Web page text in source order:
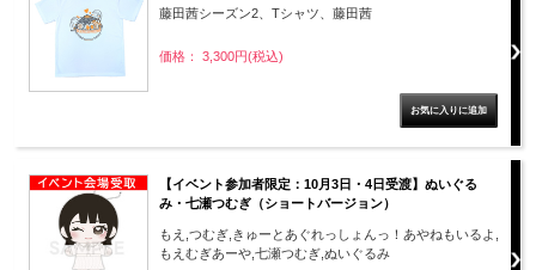
藤田茜シーズン2、Tシャツ、藤田茜
価格： 3,300円(税込)
【イベント参加者限定：10月3日・4日受渡】ぬいぐる
み・七瀬つむぎ（ショートバージョン）
もえ,つむぎ,きゅーとあぐれっしょんっ！あやねもいるよ,
もえむぎあーや,七瀬つむぎ,ぬいぐるみ